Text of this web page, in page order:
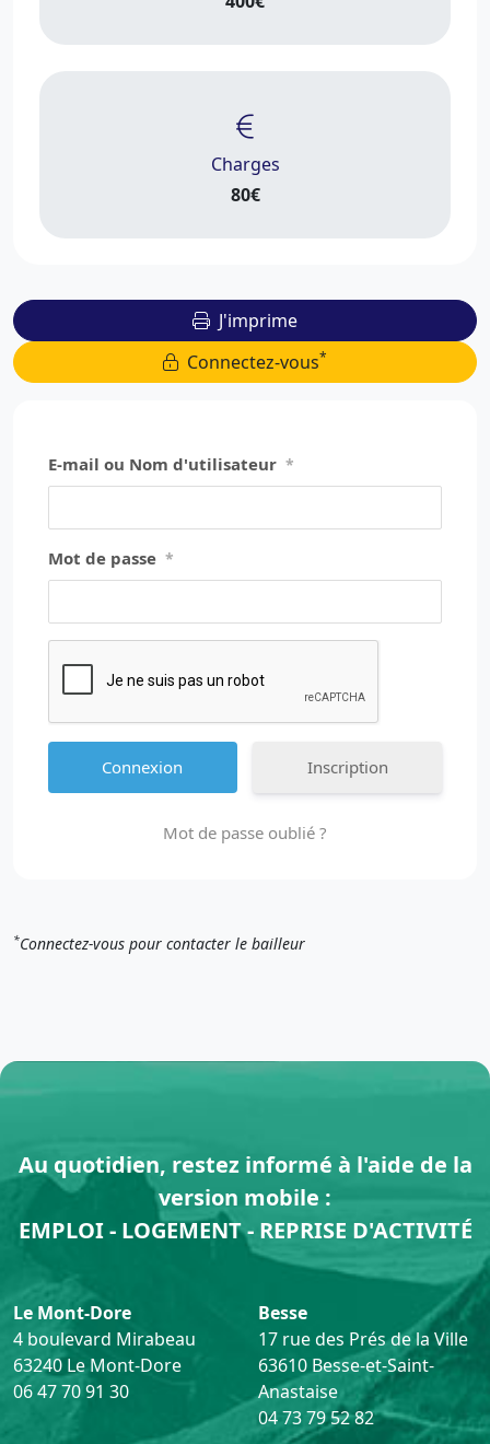
Charges
80€
J'imprime
Connectez-vous*
E-mail ou Nom d'utilisateur *
Mot de passe *
Inscription
Mot de passe oublié ?
*Connectez-vous pour contacter le bailleur
Au quotidien, restez informé à l'aide de la
version mobile :
EMPLOI - LOGEMENT - REPRISE D'ACTIVITÉ
Le Mont-Dore
4 boulevard Mirabeau
63240 Le Mont-Dore
06 47 70 91 30
Besse
17 rue des Prés de la Ville
63610 Besse-et-Saint-
Anastaise
04 73 79 52 82